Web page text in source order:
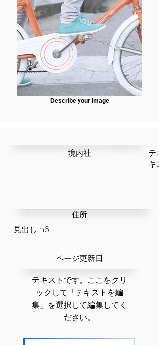
Describe your image
テ
キ
​境内社
​住所
見出し h6
​ページ更新日
テキストです。ここをクリ
ックして「テキストを編
集」を選択して編集してく
ださい。